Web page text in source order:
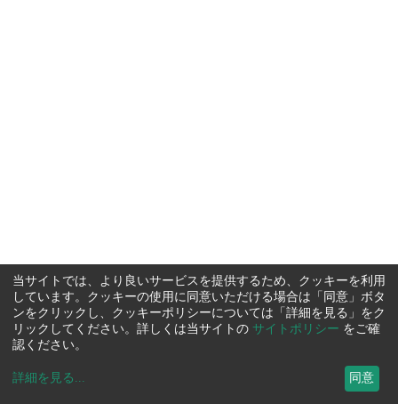
当サイトでは、より良いサービスを提供するため、クッキーを利用
しています。クッキーの使用に同意いただける場合は「同意」ボタ
ンをクリックし、クッキーポリシーについては「詳細を見る」をク
リックしてください。詳しくは当サイトの サイトポリシー をご確
認ください。
詳細を見る ... 同意